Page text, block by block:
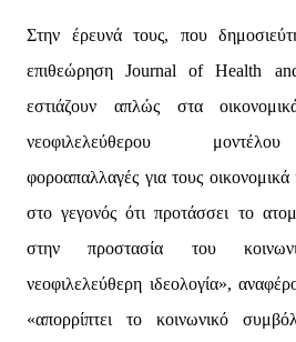
Στην έρευνά τους, που
επιθεώρηση Journal of Health
εστιάζουν απλώς στα
νεοφιλελεύθερου μοντέλου
φοροαπαλλαγές για τους
στο γεγονός ότι προτάσσει το
στην προστασία του
νεοφιλελεύθερη ιδεολογία»,
«απορρίπτει το κοινωνικό